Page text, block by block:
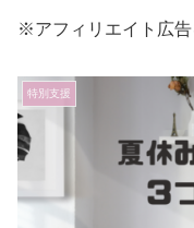
※アフィリエイト広告
特別支援